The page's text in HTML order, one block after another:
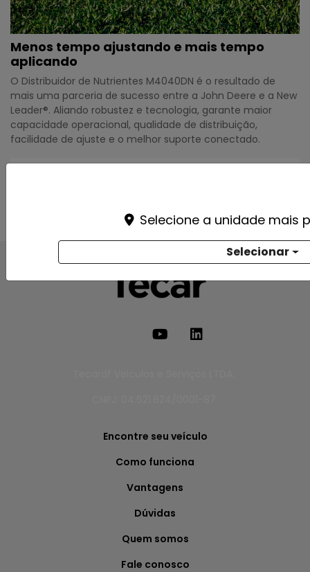
Menos tempo ajustando e mais tempo
aplicando
O Distribuidor de Nutrientes M4040DN é o resultado de
mais uma parceria de sucesso entre a John Deere e a New
Leader®. Aliando robustez e tecnologia, garante maior
capacidade operacional, qualidade de distribuição,
facilidade de ajuste e o melhor suporte conectado.
Folheteria
Encontre seu veículo
Como funciona
Vantagens
Dúvidas
Quem somos
Fale conosco
Selecione a unidade mais
Selecionar